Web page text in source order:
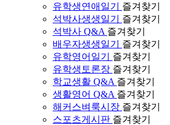
유학생연애일기
즐겨찾기
석박사생생일기
즐겨찾기
석박사 Q&A 즐겨찾기
배우자생생일기
즐겨찾기
유학영어일기
즐겨찾기
유학생토론장 즐겨찾기
학교생활 Q&A 즐겨찾기
생활영어 Q&A 즐겨찾기
해커스벼룩시장 즐겨찾기
스포츠게시판 즐겨찾기